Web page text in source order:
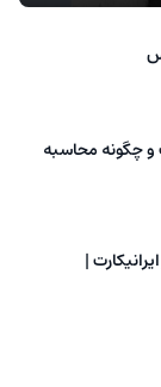
چگونه محاسبه
|